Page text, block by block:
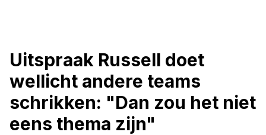
Uitspraak Russell doet
wellicht andere teams
schrikken: "Dan zou het niet
eens thema zijn"